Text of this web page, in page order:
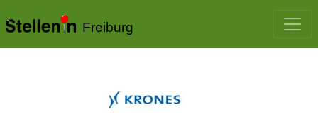
Freiburg